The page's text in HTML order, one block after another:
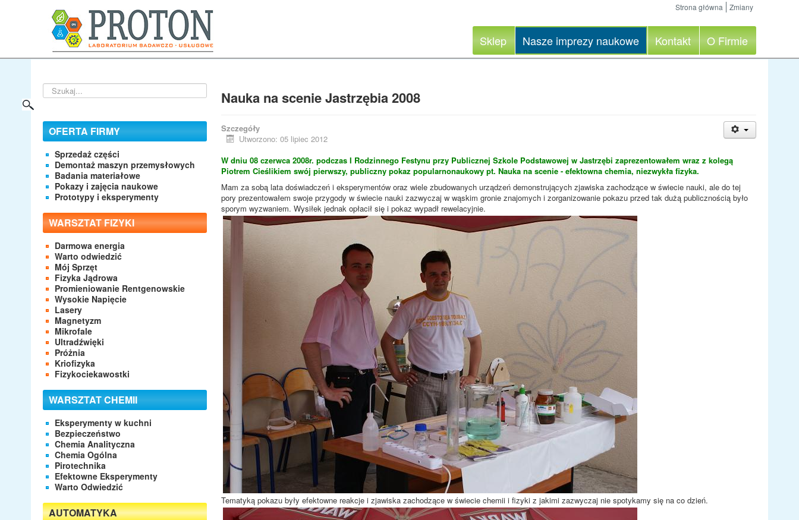
Strona główna Zmiany
Sklep Nasze imprezy naukowe Kontakt O Firmie
Szukaj...
OFERTA FIRMY
Sprzedaż części
Demontaż maszyn przemysłowych
Badania materiałowe
Pokazy i zajęcia naukowe
Prototypy i eksperymenty
WARSZTAT FIZYKI
Darmowa energia
Warto odwiedzić
Mój Sprzęt
Fizyka Jądrowa
Promieniowanie Rentgenowskie
Wysokie Napięcie
Lasery
Magnetyzm
Mikrofale
Ultradźwięki
Próżnia
Kriofizyka
Fizykociekawostki
WARSZTAT CHEMII
Eksperymenty w kuchni
Bezpieczeństwo
Chemia Analityczna
Chemia Ogólna
Pirotechnika
Efektowne Eksperymenty
Warto Odwiedzić
AUTOMATYKA
Nauka na scenie Jastrzębia 2008
Szczegóły
Utworzono: 05 lipiec 2012
W dniu 08 czerwca 2008r. podczas I Rodzinnego Festynu przy Publicznej Szkole Podstawowej w Jastrzębi zaprezentowałem wraz z kolegą
Piotrem Cieślikiem swój pierwszy, publiczny pokaz popularnonaukowy pt. Nauka na scenie - efektowna chemia, niezwykła fizyka.
Mam za sobą lata doświadczeń i eksperymentów oraz wiele zbudowanych urządzeń demonstrujących zjawiska zachodzące w świecie nauki, ale do tej
pory prezentowałem swoje przygody w świecie nauki zazwyczaj w wąskim gronie znajomych i zorganizowanie pokazu przed tak dużą publicznością było
sporym wyzwaniem. Wysiłek jednak opłacił się i pokaz wypadł rewelacyjnie.
Tematyką pokazu były efektowne reakcje i zjawiska zachodzące w świecie chemii i fizyki z jakimi zazwyczaj nie spotykamy się na co dzień.